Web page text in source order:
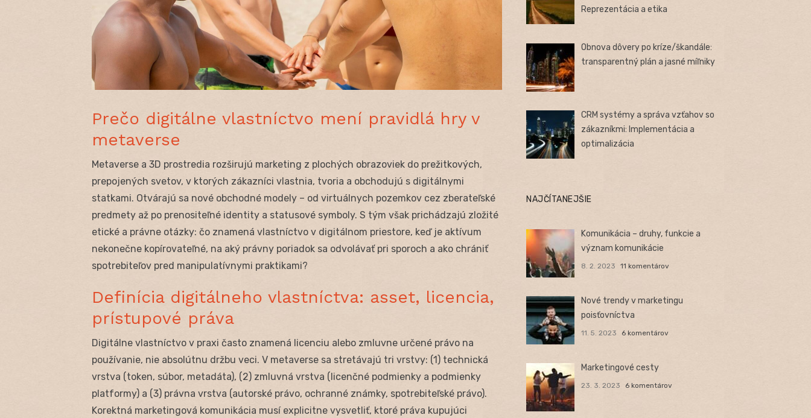
Prečo digitálne vlastníctvo mení pravidlá hry v
metaverse
Metaverse a 3D prostredia rozširujú marketing z plochých obrazoviek do prežitkových,
prepojených svetov, v ktorých zákazníci vlastnia, tvoria a obchodujú s digitálnymi
statkami. Otvárajú sa nové obchodné modely – od virtuálnych pozemkov cez zberateľské
predmety až po prenositeľné identity a statusové symboly. S tým však prichádzajú zložité
etické a právne otázky: čo znamená vlastníctvo v digitálnom priestore, keď je aktívum
nekonečne kopírovateľné, na aký právny poriadok sa odvolávať pri sporoch a ako chrániť
spotrebiteľov pred manipulatívnymi praktikami?
Definícia digitálneho vlastníctva: asset, licencia,
prístupové práva
Digitálne vlastníctvo v praxi často znamená licenciu alebo zmluvne určené právo na
používanie, nie absolútnu držbu veci. V metaverse sa stretávajú tri vrstvy: (1) technická
vrstva (token, súbor, metadáta), (2) zmluvná vrstva (licenčné podmienky a podmienky
platformy) a (3) právna vrstva (autorské právo, ochranné známky, spotrebiteľské právo).
Korektná marketingová komunikácia musí explicitne vysvetliť, ktoré práva kupujúci
Reprezentácia a etika
Obnova dôvery po kríze/škandále:
transparentný plán a jasné míľniky
CRM systémy a správa vzťahov so
zákazníkmi: Implementácia a
optimalizácia
NAJČÍTANEJŠIE
Komunikácia – druhy, funkcie a
význam komunikácie
8. 2. 2023 11 komentárov
Nové trendy v marketingu
poisťovníctva
11. 5. 2023 6 komentárov
Marketingové cesty
23. 3. 2023 6 komentárov